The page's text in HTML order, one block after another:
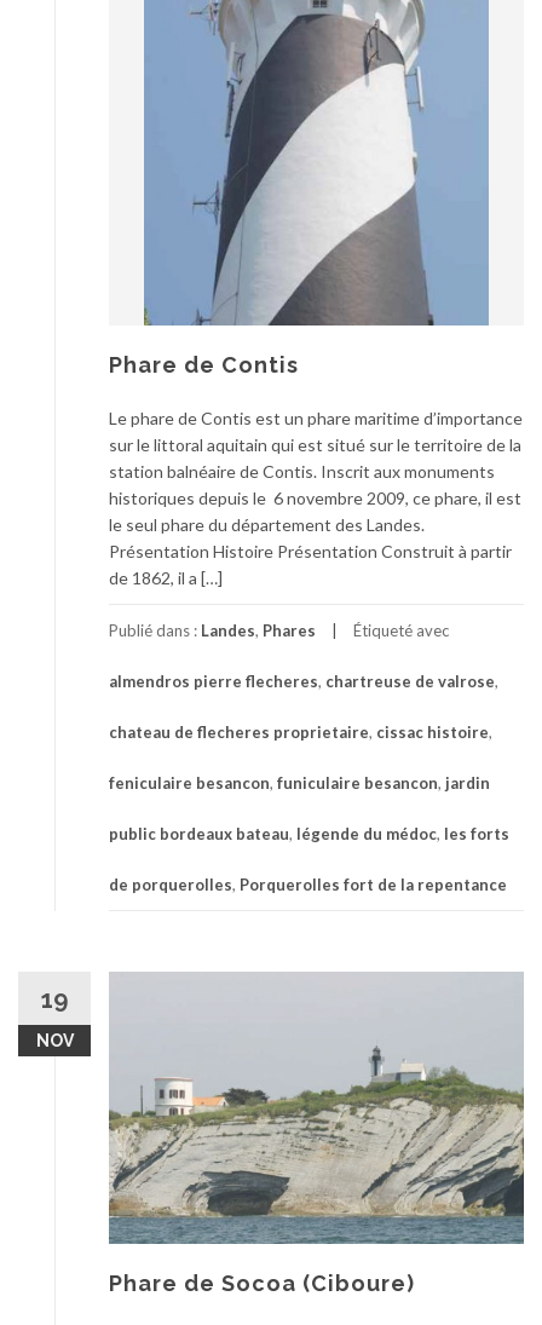
Phare de Contis
Le phare de Contis est un phare maritime d’importance
sur le littoral aquitain qui est situé sur le territoire de la
station balnéaire de Contis. Inscrit aux monuments
historiques depuis le 6 novembre 2009, ce phare, il est
le seul phare du département des Landes.
Présentation Histoire Présentation Construit à partir
de 1862, il a […]
Publié dans : Landes, Phares Étiqueté avec
almendros pierre flecheres, chartreuse de valrose,
chateau de flecheres proprietaire, cissac histoire,
feniculaire besancon, funiculaire besancon, jardin
public bordeaux bateau, légende du médoc, les forts
de porquerolles, Porquerolles fort de la repentance
19
NOV
Phare de Socoa (Ciboure)